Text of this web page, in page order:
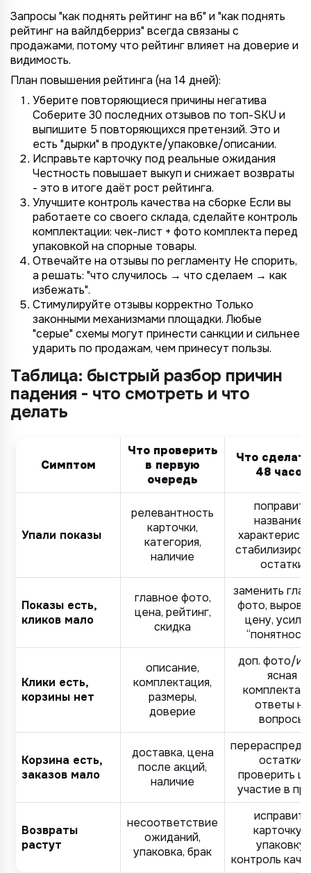
Запросы "как поднять рейтинг на вб" и "как поднять
рейтинг на вайлдберриз" всегда связаны с
продажами, потому что рейтинг влияет на доверие и
видимость.
План повышения рейтинга (на 14 дней):
Уберите повторяющиеся причины негатива
Соберите 30 последних отзывов по топ-SKU и
выпишите 5 повторяющихся претензий. Это и
есть "дырки" в продукте/упаковке/описании.
Исправьте карточку под реальные ожидания
Честность повышает выкуп и снижает возвраты
- это в итоге даёт рост рейтинга.
Улучшите контроль качества на сборке Если вы
работаете со своего склада, сделайте контроль
комплектации: чек-лист + фото комплекта перед
упаковкой на спорные товары.
Отвечайте на отзывы по регламенту Не спорить,
а решать: "что случилось → что сделаем → как
избежать".
Стимулируйте отзывы корректно Только
законными механизмами площадки. Любые
"серые" схемы могут принести санкции и сильнее
ударить по продажам, чем принесут пользы.
Таблица: быстрый разбор причин
падения - что смотреть и что
делать
Симптом
Что проверить
в первую
очередь
Что
48 часов
Упали показы
релевантность
карточки,
категория,
наличие
поправить
название/
остатки
Показы есть,
кликов мало
главное фото,
цена, рейтинг,
скидка
заменить
фото,
цену,
Клики есть,
корзины нет
описание,
комплектация,
размеры,
доверие
доп. фото/
ясная
ответы на
вопросы
Корзина есть,
заказов мало
доставка, цена
после акций,
наличие
остатки,
проверить
участие в
Возвраты
растут
несоответствие
ожиданий,
упаковка, брак
исправить
карточку и
упаковку,
контроль